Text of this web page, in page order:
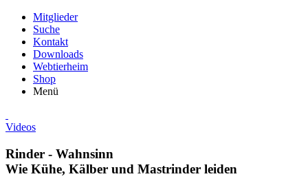
Mitglieder
Suche
Kontakt
Downloads
Webtierheim
Shop
Menü
Videos
Rinder - Wahnsinn
Wie Kühe, Kälber und Mastrinder leiden